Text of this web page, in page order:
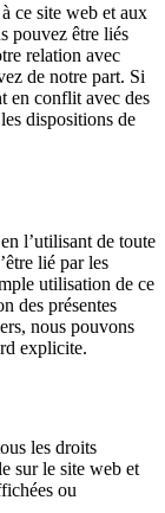
ce site web et aux
pouvez être liés
relation avec
de notre part. Si
en conflit avec des
dispositions de
l’utilisant de toute
lié par les
utilisation de ce
des présentes
nous pouvons
explicite.
les droits
sur le site web et
ou